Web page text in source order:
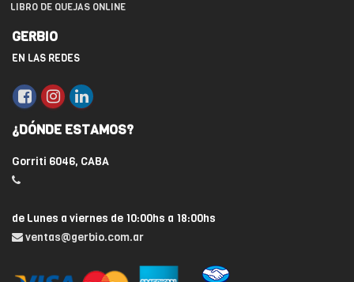
LIBRO DE QUEJAS ONLINE
GERBIO
EN LAS REDES
¿DÓNDE ESTAMOS?
Gorriti 6046, CABA
de Lunes a viernes de 10:00hs a 18:00hs
ventas@gerbio.com.ar